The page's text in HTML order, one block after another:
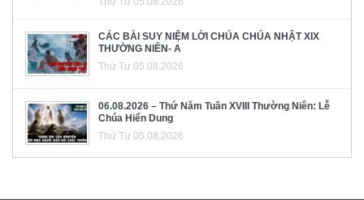
CÁC BÀI SUY NIỆM LỜI CHÚA CHÚA NHẬT XIX
THƯỜNG NIÊN- A
Thứ Tư 05.08.2026
06.08.2026 – Thứ Năm Tuần XVIII Thường Niên: Lễ
Chúa Hiển Dung
Thứ Tư 05.08.2026